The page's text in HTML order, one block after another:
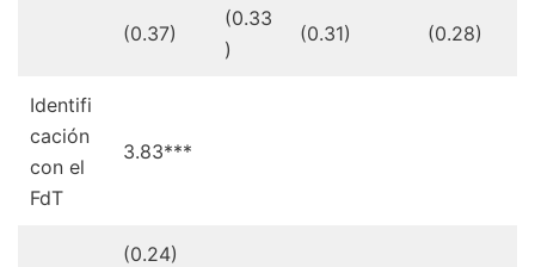
(0.37)
(0.33
)
(0.31) (0.28)
Identifi
cación
con el
FdT
3.83***
(0.24)